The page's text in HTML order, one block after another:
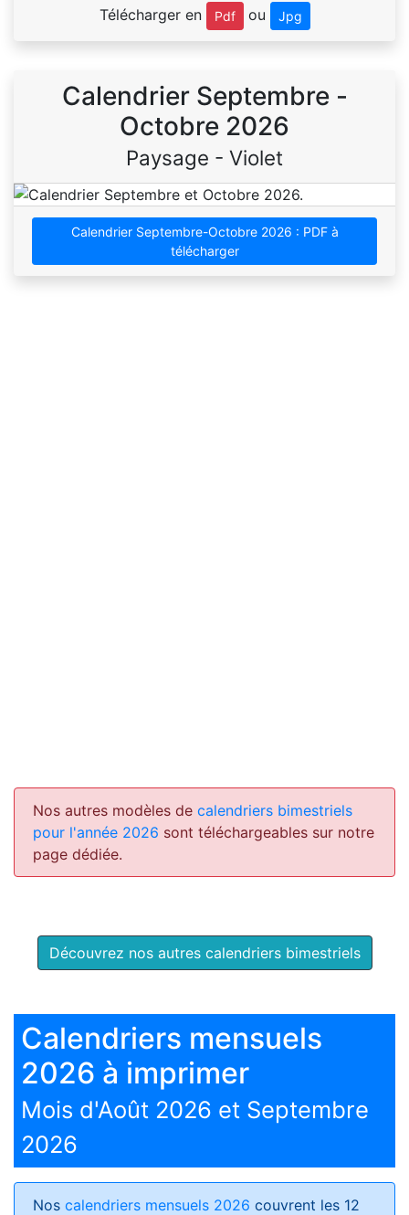
Télécharger en Pdf ou Jpg
Calendrier Septembre -
Octobre 2026
Paysage - Violet
Calendrier Septembre-Octobre 2026 : PDF à
télécharger
Nos autres modèles de calendriers bimestriels
pour l'année 2026 sont téléchargeables sur notre
page dédiée.
Découvrez nos autres calendriers bimestriels
Calendriers mensuels
2026 à imprimer
Mois d'Août 2026 et Septembre
2026
Nos calendriers mensuels 2026 couvrent les 12